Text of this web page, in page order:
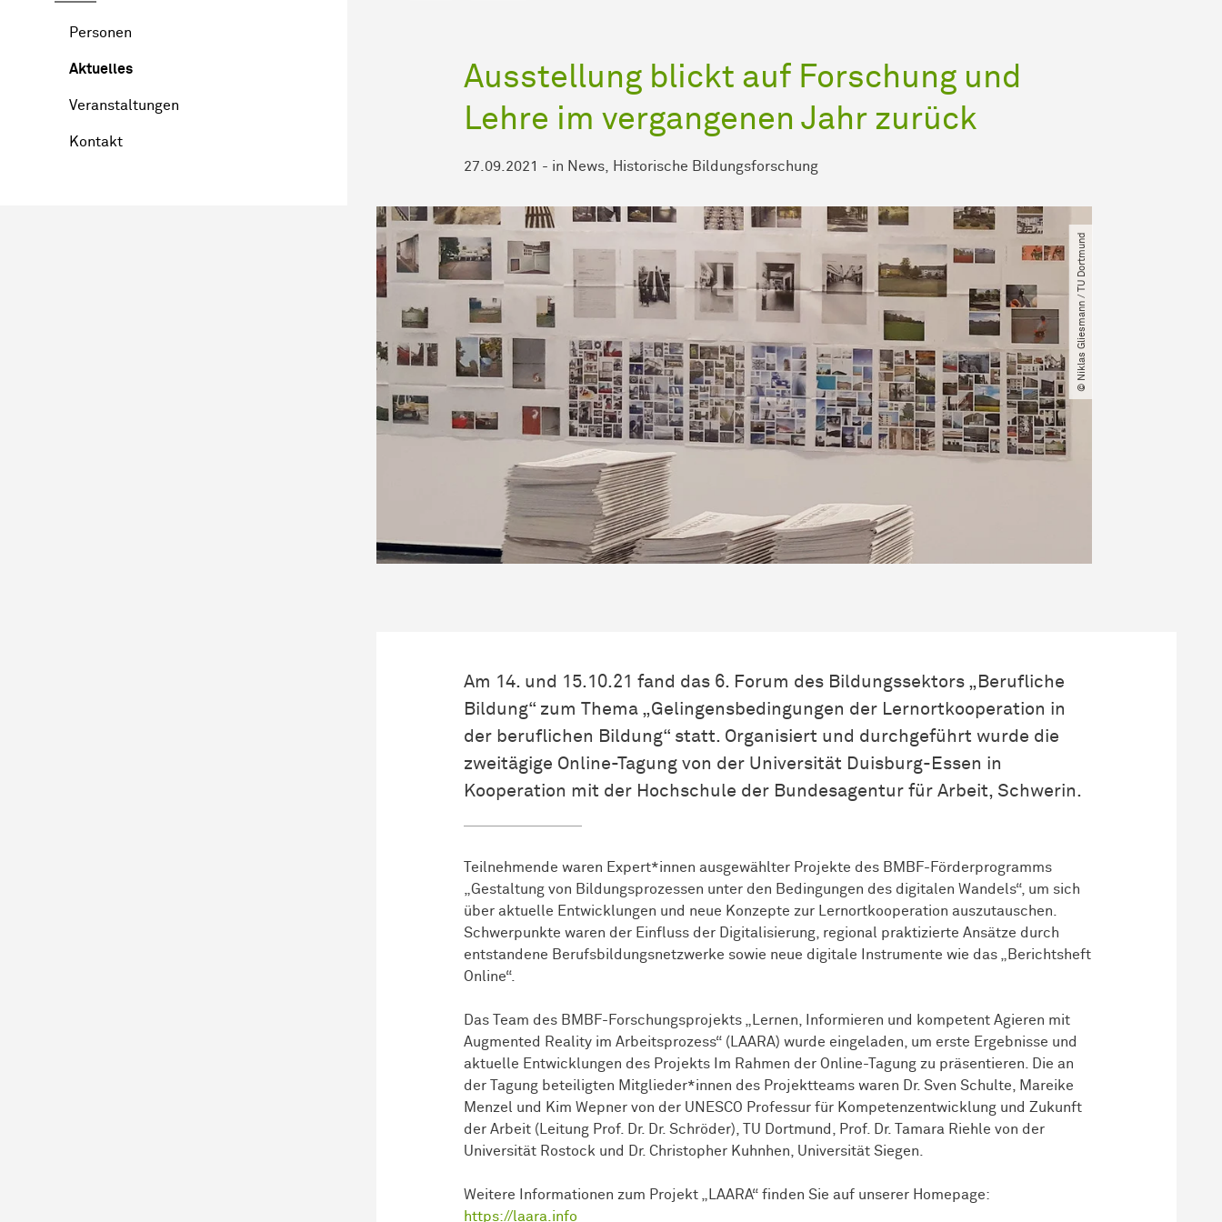
Personen
Aktuelles
Veranstaltungen
Kontakt
Aus­stel­lung blickt auf For­schung und
Lehre im ver­gang­enen Jahr zu­rück
27.09.2021 - in News Historische Bildungsforschung
© Niklas Gliesmann ​/​ TU Dortmund
Am 14. und 15.10.21 fand das 6. Forum des Bildungssektors „Berufliche
Bildung“ zum Thema „Gelingensbedingungen der Lernortkooperation in
der beruflichen Bildung“ statt. Organisiert und durchgeführt wurde die
zweitägige Online-Tagung von der Universität Duisburg-Essen in
Kooperation mit der Hochschule der Bundesagentur für Arbeit, Schwerin.
Teilnehmende waren Expert*innen ausgewählter Projekte des BMBF-Förderprogramms
„Gestaltung von Bildungsprozessen unter den Bedingungen des digitalen Wandels“, um sich
über aktuelle Entwicklungen und neue Konzepte zur Lernortkooperation auszutauschen.
Schwerpunkte waren der Einfluss der Digitalisierung, regional praktizierte Ansätze durch
entstandene Berufsbildungsnetzwerke sowie neue digitale Instrumente wie das „Berichtsheft
Online“.
Das Team des BMBF-Forschungsprojekts „Lernen, Informieren und kompetent Agieren mit
Augmented Reality im Arbeitsprozess“ (LAARA) wurde eingeladen, um erste Ergebnisse und
aktuelle Entwicklungen des Projekts Im Rahmen der Online-Tagung zu präsentieren. Die an
der Tagung beteiligten Mitglieder*innen des Projektteams waren Dr. Sven Schulte, Mareike
Menzel und Kim Wepner von der UNESCO Professur für Kompetenzentwicklung und Zukunft
der Arbeit (Leitung Prof. Dr. Dr. Schröder), TU Dortmund, Prof. Dr. Tamara Riehle von der
Universität Rostock und Dr. Christopher Kuhnhen, Universität Siegen.
Weitere Informationen zum Projekt „LAARA“ finden Sie auf unserer Homepage:
https://laara.info